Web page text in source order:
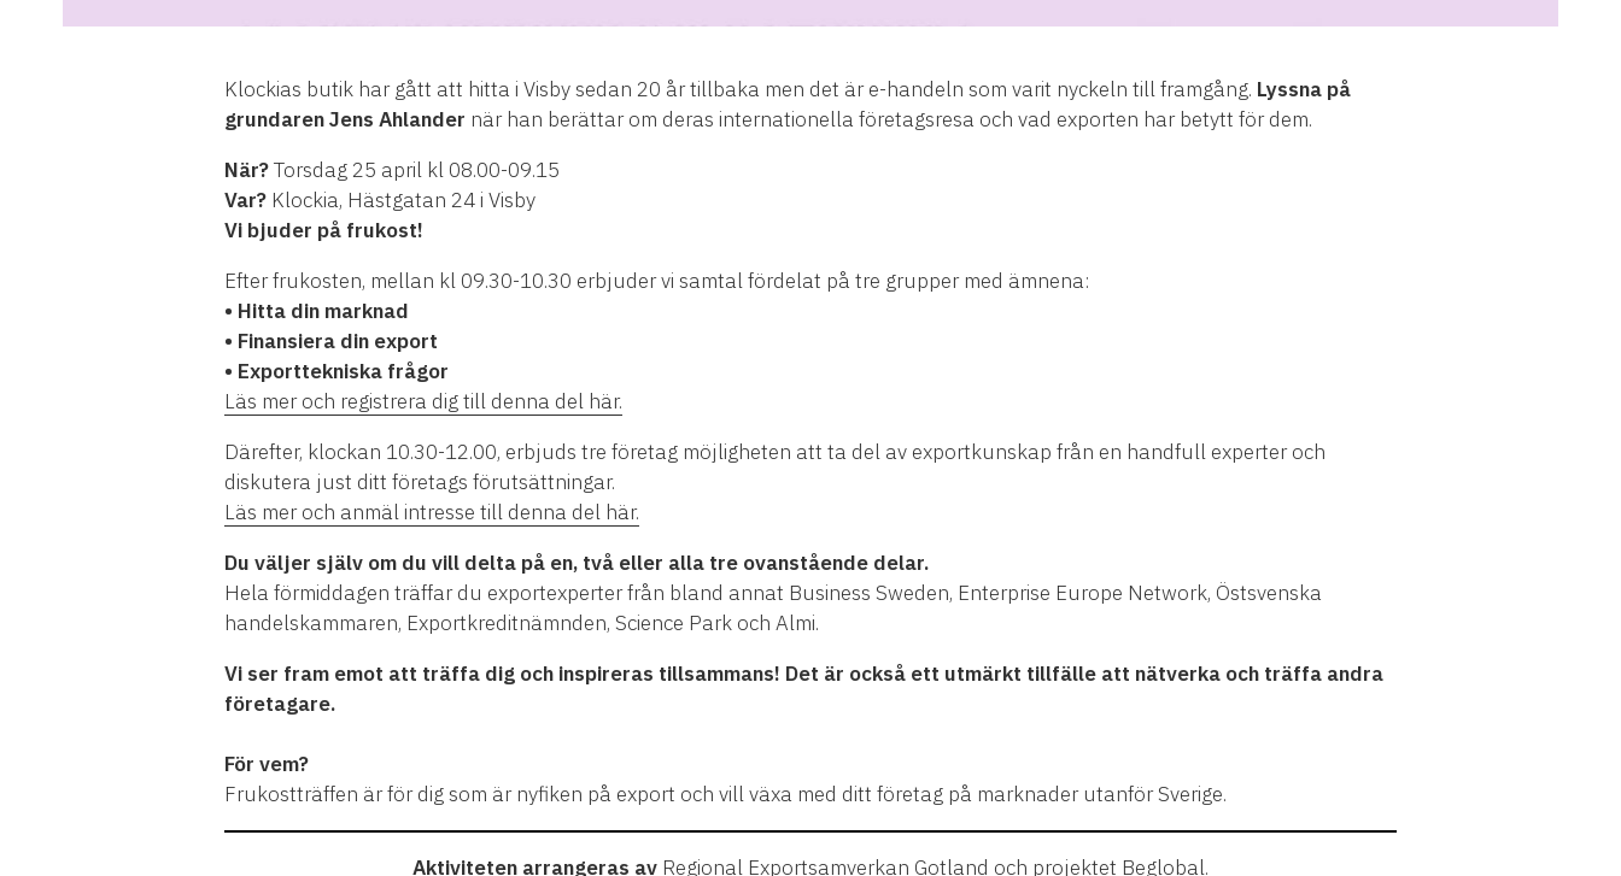
Klockias butik har gått att hitta i Visby sedan 20 år tillbaka men det är e-handeln som varit nyckeln till framgång. Lyssna på
grundaren Jens Ahlander när han berättar om deras internationella företagsresa och vad exporten har betytt för dem.
När?Torsdag 25 april kl 08.00-09.15
Var? Klockia, Hästgatan 24 i Visby
Vi bjuder på frukost!
Efter frukosten, mellan kl 09.30-10.30 erbjuder vi samtal fördelat på tre grupper med ämnena:
• Hitta din marknad
• Finansiera din export
• Exporttekniska frågor
Läs mer och registrera dig till denna del här.
Därefter, klockan 10.30-12.00, erbjuds tre företag möjligheten att ta del av exportkunskap från en handfull experter och
diskutera just ditt företags förutsättningar.
Läs mer och anmäl intresse till denna del här.
Du väljer själv om du vill delta på en, två eller alla tre ovanstående delar.
Hela förmiddagen träffar du exportexperter från bland annat Business Sweden, Enterprise Europe Network, Östsvenska
handelskammaren, Exportkreditnämnden, Science Park och Almi.
Vi ser fram emot att träffa dig och inspireras tillsammans! Det är också ett utmärkt tillfälle att nätverka och träffa andra
företagare.
För vem?
Frukostträffen är för dig som är nyfiken på export och vill växa med ditt företag på marknader utanför Sverige.
Aktiviteten arrangeras av Regional Exportsamverkan Gotland och projektet Beglobal.